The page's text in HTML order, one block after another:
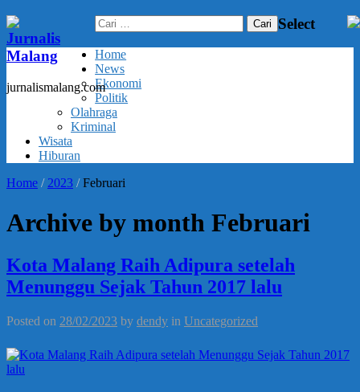
Jurnalis
Malang
jurnalismalang.com
Cari
untuk:
Select
Home
News
Ekonomi
Politik
Olahraga
Kriminal
Wisata
Hiburan
Home /2023 /Februari
Archive by month Februari
Kota Malang Raih Adipura setelah
Menunggu Sejak Tahun 2017 lalu
Posted on 28/02/2023 by dendy in Uncategorized